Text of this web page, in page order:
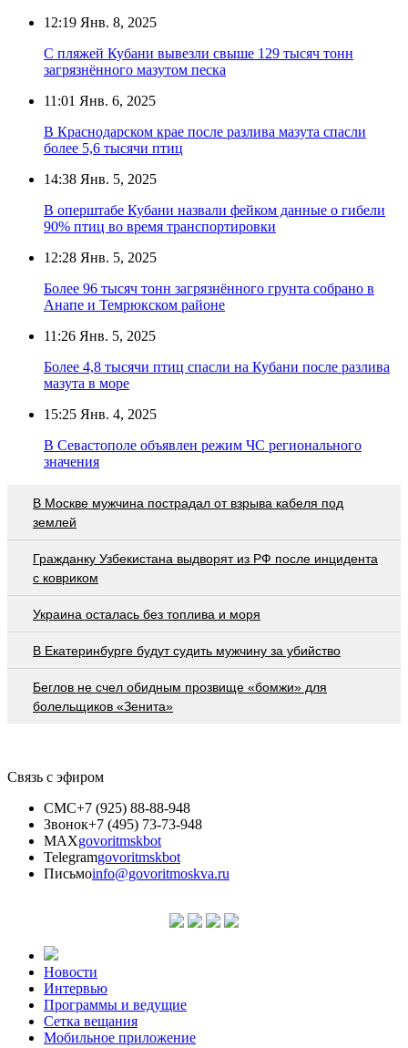
12:19 Янв. 8, 2025
С пляжей Кубани вывезли свыше 129 тысяч тонн
загрязнённого мазутом песка
11:01 Янв. 6, 2025
В Краснодарском крае после разлива мазута спасли
более 5,6 тысячи птиц
14:38 Янв. 5, 2025
В оперштабе Кубани назвали фейком данные о гибели
90% птиц во время транспортировки
12:28 Янв. 5, 2025
Более 96 тысяч тонн загрязнённого грунта собрано в
Анапе и Темрюкском районе
11:26 Янв. 5, 2025
Более 4,8 тысячи птиц спасли на Кубани после разлива
мазута в море
15:25 Янв. 4, 2025
В Севастополе объявлен режим ЧС регионального
значения
В Москве мужчина пострадал от взрыва кабеля под
землей
Гражданку Узбекистана выдворят из РФ после инцидента
с ковриком
Украина осталась без топлива и моря
В Екатеринбурге будут судить мужчину за убийство
Беглов не счел обидным прозвище «бомжи» для
болельщиков «Зенита»
Связь с эфиром
СМС+7 (925) 88-88-948
Звонок+7 (495) 73-73-948
MAXgovoritmskbot
Telegramgovoritmskbot
Письмоinfo@govoritmoskva.ru
Новости
Интервью
Программы и ведущие
Сетка вещания
Мобильное приложение